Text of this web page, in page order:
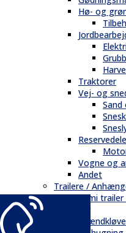
Hø- og
Traktorer
Vej- og
Sand
Reservedele
Vogne og
Andet
Trailere /
Semi
Skovbrug